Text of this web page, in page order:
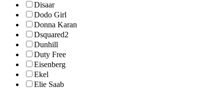
Disaar
Dodo Girl
Donna Karan
Dsquared2
Dunhill
Duty Free
Eisenberg
Ekel
Elie Saab